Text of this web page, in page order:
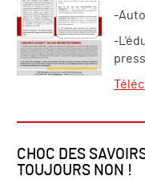
-
-
CHOC DES
TOUJOURS NON !